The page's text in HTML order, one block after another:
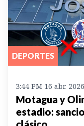
DEPORTES
3:44 PM 16 abr. 2026
Motagua y
estadio: